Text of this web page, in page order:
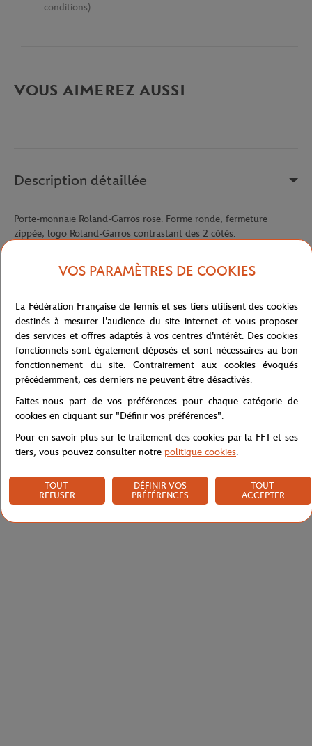
conditions)
VOUS AIMEREZ AUSSI
Description détaillée
Porte-monnaie Roland-Garros rose. Forme ronde, fermeture
zippée, logo Roland-Garros contrastant des 2 côtés.
Caractéristiques
Livraison et retours
VOS PARAMÈTRES DE COOKIES
La Fédération Française de Tennis et ses tiers utilisent des cookies
destinés à mesurer l'audience du site internet et vous proposer
des services et offres adaptés à vos centres d'intérêt. Des cookies
fonctionnels sont également déposés et sont nécessaires au bon
fonctionnement du site. Contrairement aux cookies évoqués
précédemment, ces derniers ne peuvent être désactivés.
Faites-nous part de vos préférences pour chaque catégorie de
cookies en cliquant sur "Définir vos préférences".
Pour en savoir plus sur le traitement des cookies par la FFT et ses
tiers, vous pouvez consulter notre politique cookies.
TOUT
REFUSER
DÉFINIR VOS
PRÉFÉRENCES
TOUT
ACCEPTER